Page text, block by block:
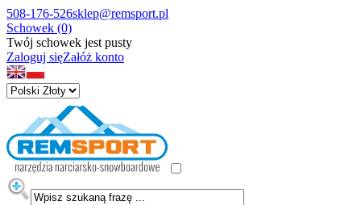
508-176-526sklep@remsport.pl
Schowek (0)
Twój schowek jest pusty
Zaloguj sięZałóż konto